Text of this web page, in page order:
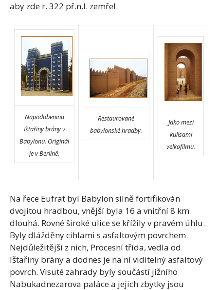
aby zde r. 322 př.n.l. zemřel.
Napodobenina
Ištařiny brány v
Babylonu. Originál
je v Berlíně.
Restaurované
babylonské hradby.
Jako mezi
kulisami
velkofilmu.
Na řece Eufrat byl Babylon silně fortifikován
dvojitou hradbou, vnější byla 16 a vnitřní 8 km
dlouhá. Rovné široké ulice se křížily v pravém úhlu.
Byly dlážděny cihlami s asfaltovým povrchem.
Nejdůležitější z nich, Procesní třída, vedla od
Ištařiny brány a dodnes je na ní viditelný asfaltový
povrch. Visuté zahrady byly součástí jižního
Nabukadnezarova paláce a jejich zbytky jsou